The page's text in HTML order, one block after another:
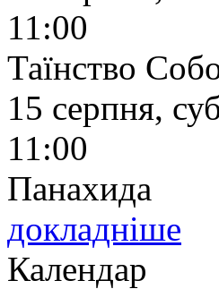
11:00
Таїнство
15 серпня,
11:00
Панахида
докладніше
Календар